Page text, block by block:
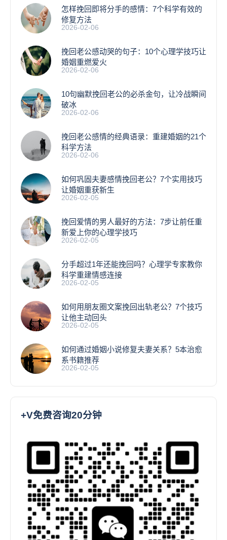
怎样挽回即将分手的感情：7个科学有效的
修复方法
2026-02-06
挽回老公感动哭的句子：10个心理学技巧让
婚姻重燃爱火
2026-02-06
10句幽默挽回老公的必杀金句，让冷战瞬间
破冰
2026-02-06
挽回老公感情的经典语录：重建婚姻的21个
科学方法
2026-02-06
如何巩固夫妻感情挽回老公？7个实用技巧
让婚姻重获新生
2026-02-05
挽回爱情的男人最好的方法：7步让前任重
新爱上你的心理学技巧
2026-02-05
分手超过1年还能挽回吗？心理学专家教你
科学重建情感连接
2026-02-05
如何用朋友圈文案挽回出轨老公？7个技巧
让他主动回头
2026-02-05
如何通过婚姻小说修复夫妻关系？5本治愈
系书籍推荐
2026-02-05
+V免费咨询20分钟